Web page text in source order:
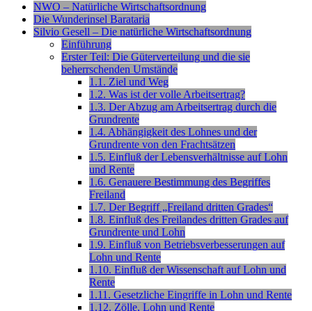
NWO – Natürliche Wirtschaftsordnung
Die Wunderinsel Barataria
Silvio Gesell – Die natürliche Wirtschaftsordnung
Einführung
Erster Teil: Die Güterverteilung und die sie
beherrschenden Umstände
1.1. Ziel und Weg
1.2. Was ist der volle Arbeitsertrag?
1.3. Der Abzug am Arbeitsertrag durch die
Grundrente
1.4. Abhängigkeit des Lohnes und der
Grundrente von den Frachtsätzen
1.5. Einfluß der Lebensverhältnisse auf Lohn
und Rente
1.6. Genauere Bestimmung des Begriffes
Freiland
1.7. Der Begriff „Freiland dritten Grades“
1.8. Einfluß des Freilandes dritten Grades auf
Grundrente und Lohn
1.9. Einfluß von Betriebsverbesserungen auf
Lohn und Rente
1.10. Einfluß der Wissenschaft auf Lohn und
Rente
1.11. Gesetzliche Eingriffe in Lohn und Rente
1.12. Zölle, Lohn und Rente